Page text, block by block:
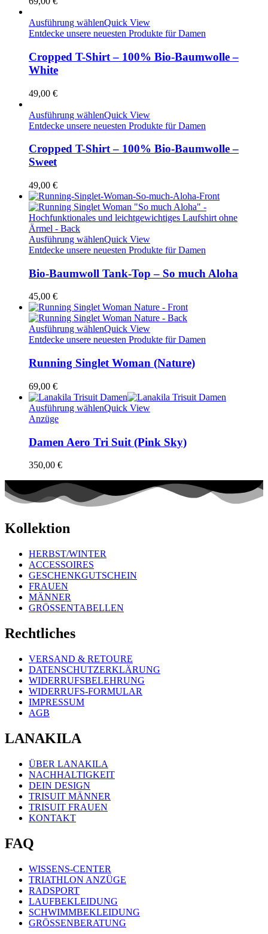
Ausführung wählenQuick View
Entdecke unsere neuesten Produkte für Damen
Cropped T-Shirt – 100% Bio-Baumwolle –
White
49,00 €
Ausführung wählenQuick View
Entdecke unsere neuesten Produkte für Damen
Cropped T-Shirt – 100% Bio-Baumwolle –
Sweet
49,00 €
Ausführung wählenQuick View
Entdecke unsere neuesten Produkte für Damen
Bio-Baumwoll Tank-Top – So much Aloha
45,00 €
Ausführung wählenQuick View
Entdecke unsere neuesten Produkte für Damen
Running Singlet Woman (Nature)
69,00 €
Ausführung wählenQuick View
Anzüge
Damen Aero Tri Suit (Pink Sky)
350,00 €
Kollektion
HERBST/WINTER
ACCESSOIRES
GESCHENKGUTSCHEIN
FRAUEN
MÄNNER
GRÖSSENTABELLEN
Rechtliches
VERSAND & RETOURE
DATENSCHUTZERKLÄRUNG
WIDERRUFSBELEHRUNG
WIDERRUFS-FORMULAR
IMPRESSUM
AGB
LANAKILA
ÜBER LANAKILA
NACHHALTIGKEIT
DEIN DESIGN
TRISUIT MÄNNER
TRISUIT FRAUEN
KONTAKT
FAQ
WISSENS-CENTER
TRIATHLON ANZÜGE
RADSPORT
LAUFBEKLEIDUNG
SCHWIMMBEKLEIDUNG
GRÖSSENBERATUNG